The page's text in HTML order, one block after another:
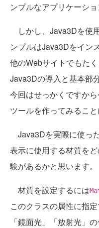
ンプルなアプリケーシ
しかし、Java3Dを使
ンプルはJava3Dをイン
他のWebサイトでもた
Java3Dの導入と基本部
今回はせっかくですか
ツールを作ってみること
Java3Dを実際に使っ
表示に使用する材質を
験があるかと思います。
材質を設定するには
このクラスの属性に指
「鏡面光」「放射光」